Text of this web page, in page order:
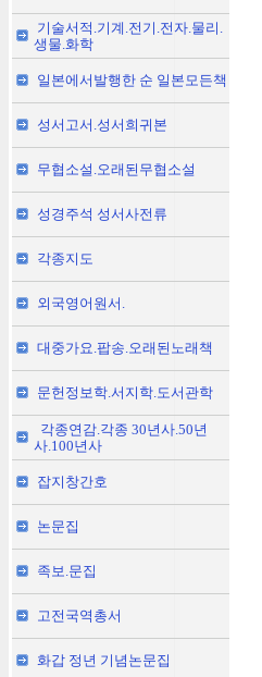
기술서적.기계.전기.전자.물리.
생물.화학
일본에서발행한 순 일본모든책
성서고서.성서희귀본
무협소설.오래된무협소설
성경주석 성서사전류
각종지도
외국영어원서.
대중가요.팝송.오래된노래책
문헌정보학.서지학.도서관학
각종연감.각종 30년사.50년
사.100년사
잡지창간호
논문집
족보.문집
고전국역총서
화갑 정년 기념논문집